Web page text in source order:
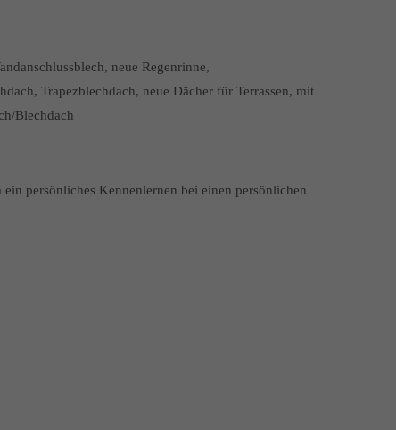
neue Regenrinne,
Trapezblechdach, neue Dächer für Terrassen, mit
Blechdach
persönliches Kennenlernen bei einen persönlichen